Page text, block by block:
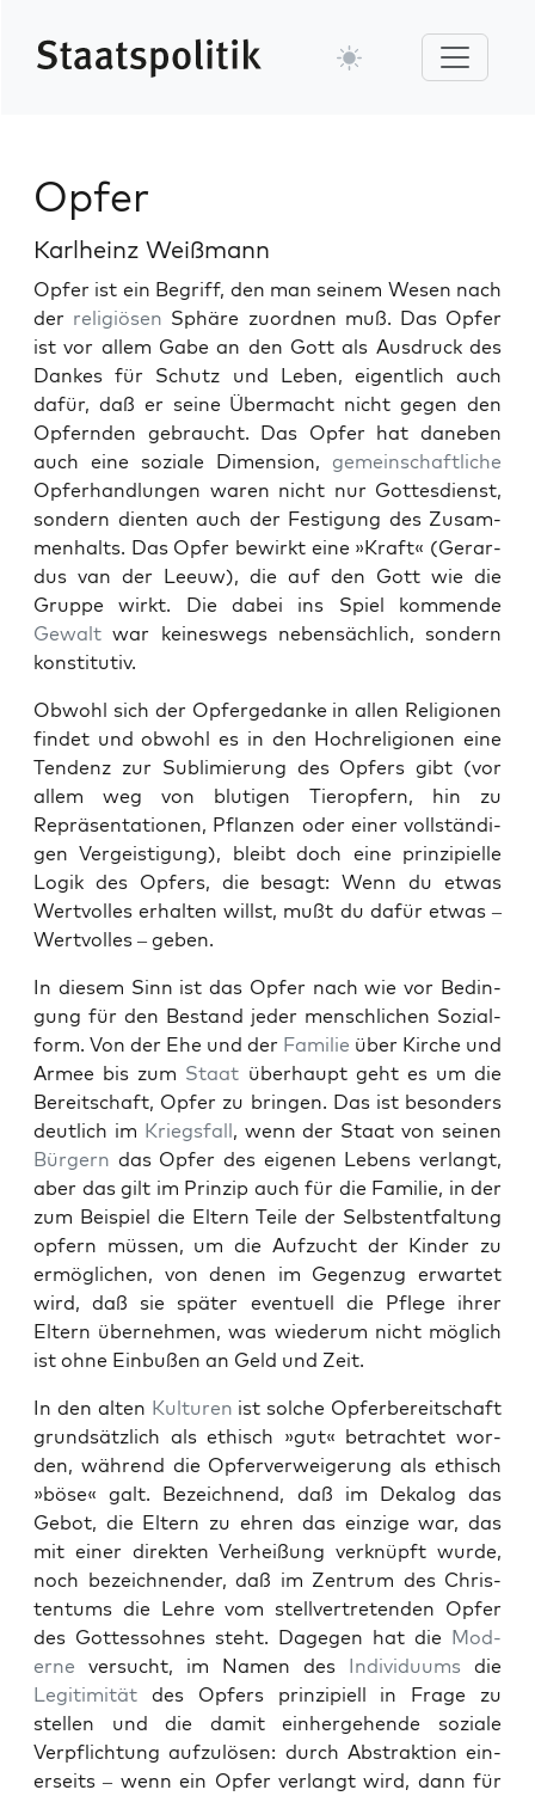
Opfer
Karlheinz Weißmann
Opfer ist ein Begriff, den man seinem Wesen nach
der religiösen Sphäre zuord­nen muß. Das Opfer
ist vor allem Gabe an den Gott als Aus­druck des
Dankes für Schutz und Leben, eigentlich auch
dafür, daß er seine Über­ma­cht nicht gegen den
Opfer­n­den gebraucht. Das Opfer hat daneben
auch eine soziale Dimen­sion, gemein­schaftliche
Opfer­hand­lun­gen waren nicht nur Gottes­di­enst,
son­dern dien­ten auch der Fes­ti­gung des Zusam­
men­halts. Das Opfer bewirkt eine »Kraft« (Ger­ar­
dus van der Leeuw), die auf den Gott wie die
Gruppe wirkt. Die dabei ins Spiel kom­mende
Gewalt war keineswegs neben­säch­lich, son­dern
kon­sti­tu­tiv.
Obwohl sich der Opfergedanke in allen Reli­gio­nen
find­et und obwohl es in den Hochre­li­gio­nen eine
Ten­denz zur Sub­lim­ierung des Opfers gibt (vor
allem weg von bluti­gen Tieropfern, hin zu
Repräsen­ta­tio­nen, Pflanzen oder ein­er voll­ständi­
gen Vergeis­ti­gung), bleibt doch eine prinzip­ielle
Logik des Opfers, die besagt: Wenn du etwas
Wertvolles erhal­ten willst, mußt du dafür etwas –
Wertvolles – geben.
In diesem Sinn ist das Opfer nach wie vor Bedin­
gung für den Bestand jed­er men­schlichen Sozial­
form. Von der Ehe und der Fam­i­lie über Kirche und
Armee bis zum Staat über­haupt geht es um die
Bere­itschaft, Opfer zu brin­gen. Das ist beson­ders
deut­lich im Kriegs­fall, wenn der Staat von seinen
Bürg­ern das Opfer des eige­nen Lebens ver­langt,
aber das gilt im Prinzip auch für die Fam­i­lie, in der
zum Beispiel die Eltern Teile der Selb­stent­fal­tung
opfern müssen, um die Aufzucht der Kinder zu
ermöglichen, von denen im Gegen­zug erwartet
wird, daß sie später eventuell die Pflege ihrer
Eltern übernehmen, was wiederum nicht möglich
ist ohne Ein­bußen an Geld und Zeit.
In den alten Kul­turen ist solche Opfer­bere­itschaft
grund­sät­zlich als ethisch »gut« betra­chtet wor­
den, während die Opfer­ver­weigerung als ethisch
»böse« galt. Beze­ich­nend, daß im Deka­log das
Gebot, die Eltern zu ehren das einzige war, das
mit ein­er direk­ten Ver­heißung verknüpft wurde,
noch beze­ich­nen­der, daß im Zen­trum des Chris­
ten­tums die Lehre vom stel­lvertre­tenden Opfer
des Gottes­sohnes ste­ht. Dage­gen hat die Mod­
erne ver­sucht, im Namen des Indi­vidu­ums die
Legit­im­ität des Opfers prinzip­iell in Frage zu
stellen und die damit ein­herge­hende soziale
Verpflich­tung aufzulösen: durch Abstrak­tion ein­
er­seits – wenn ein Opfer ver­langt wird, dann für